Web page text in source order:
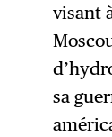
visant
sa